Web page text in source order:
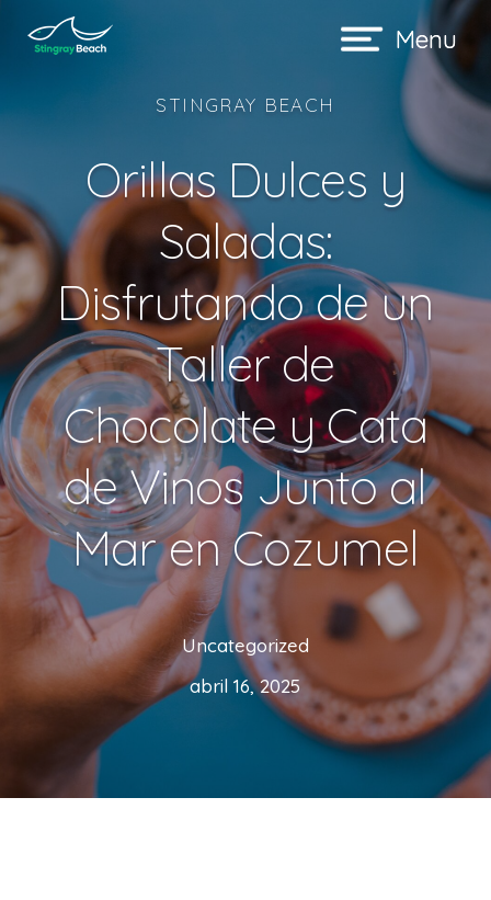
STINGRAY BEACH
Orillas Dulces y
Saladas:
Disfrutando de un
Taller de
Chocolate y Cata
de Vinos Junto al
Mar en Cozumel
Uncategorized
abril 16, 2025